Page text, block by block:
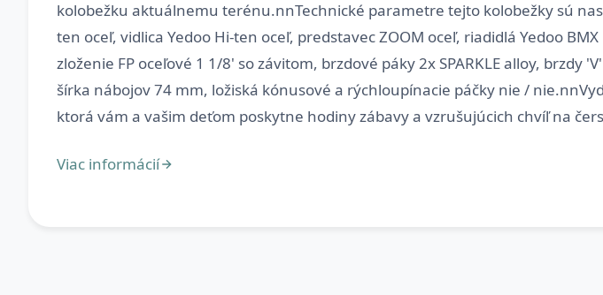
kolobežku aktuálnemu terénu.nnTechnické parametre tejto kolobežky sú
ten oceľ, vidlica Yedoo Hi-ten oceľ, predstavec ZOOM oceľ, riadidlá Yedoo
zloženie FP oceľové 1 1/8' so závitom, brzdové páky 2x SPARKLE alloy, brzdy
šírka nábojov 74 mm, ložiská kónusové a rýchloupínacie páčky nie /